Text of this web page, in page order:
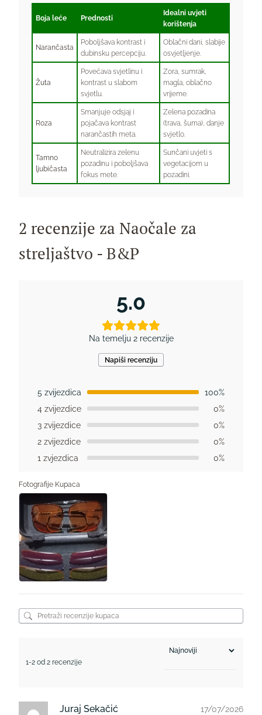
Boja leće Prednosti
Idealni uvjeti
korištenja
Narančasta
Poboljšava kontrast i
dubinsku percepciju.
Oblačni dani, slabije
osvjetljenje.
Žuta
Povećava svjetlinu i
kontrast u slabom
svjetlu.
Zora, sumrak,
magla, oblačno
vrijeme.
Roza
Smanjuje odsjaj i
pojačava kontrast
narančastih meta.
Zelena pozadina
(trava, šuma), danje
svjetlo.
Tamno
ljubičasta
Neutralizira zelenu
pozadinu i poboljšava
fokus mete.
Sunčani uvjeti s
vegetacijom u
pozadini.
2 recenzije za Naočale za
streljaštvo - B&P
5.0
Na temelju 2 recenzije
Napiši recenziju
5 zvijezdica
100%
4 zvijezdice
0%
3 zvijezdice
0%
2 zvijezdice
0%
1 zvjezdica
0%
Fotografije Kupaca
1-2 od 2 recenzije
Juraj Sekačić 17/07/2026